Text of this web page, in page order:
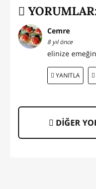
Cemre
8 yıl önce
elinize
YANITLA
DİĞER